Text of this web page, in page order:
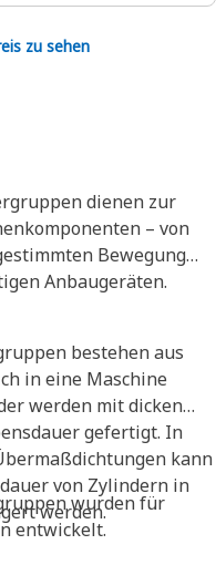
zu sehen
dienen zur
– von
Bewegung
Anbaugeräten.
bestehen aus
in eine Maschine
werden mit dicken
gefertigt. In
kann
von Zylindern in
werden.wurden für
entwickelt.